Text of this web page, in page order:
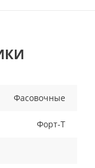
Фасовочные
Форт-Т